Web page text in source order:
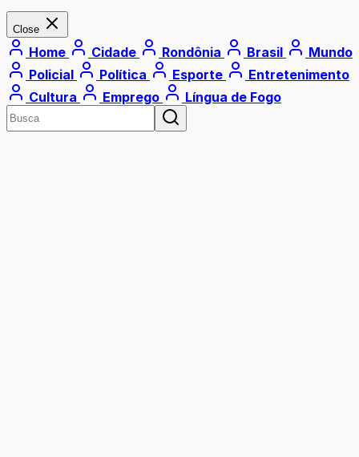
Close
Home Cidade Rondônia Brasil
Mundo
Policial
Política Esporte
Entretenimento
Cultura
Emprego Língua de Fogo